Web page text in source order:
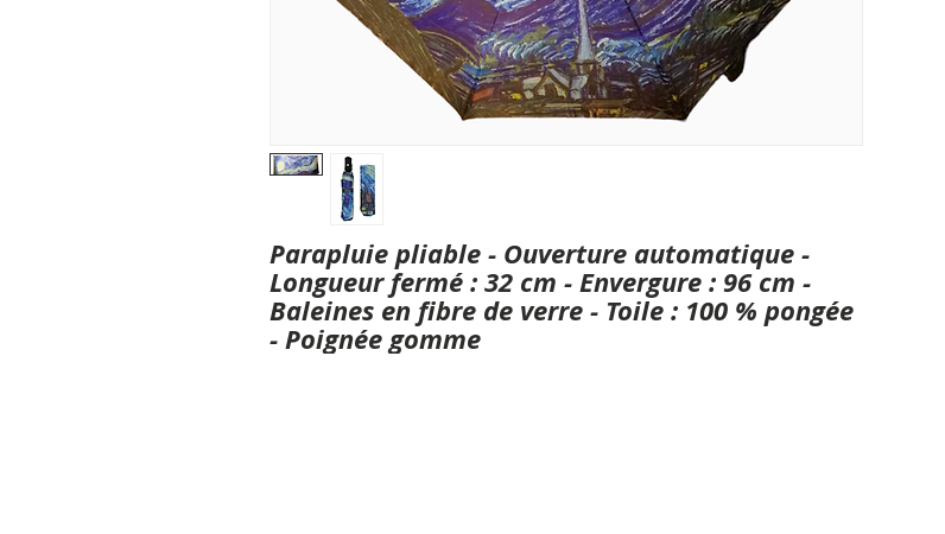
Parapluie pliable - Ouverture automatique -
Longueur fermé : 32 cm - Envergure : 96 cm -
Baleines en fibre de verre - Toile : 100 % pongée
- Poignée gomme